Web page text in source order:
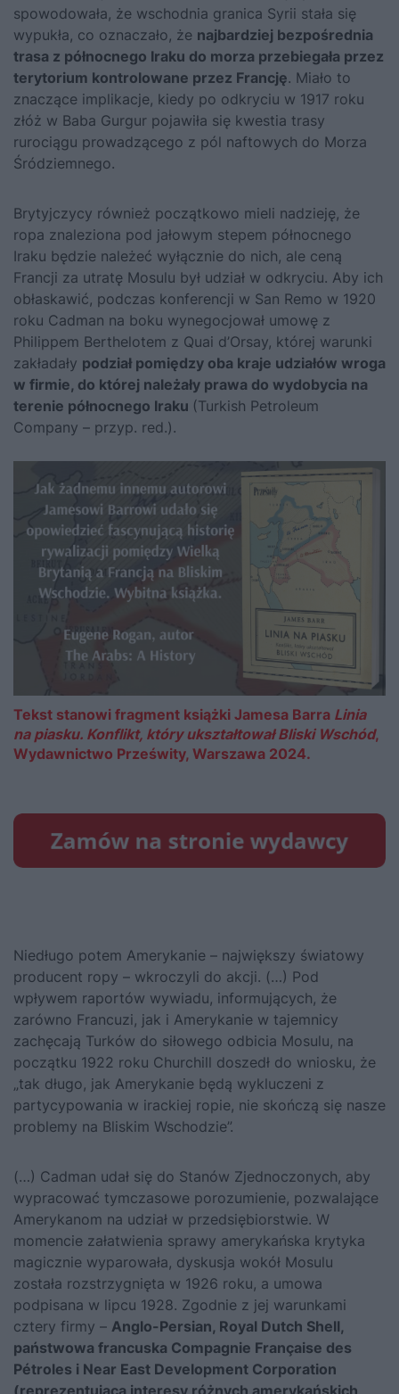
spowodowała, że wschodnia granica Syrii stała się
wypukła, co oznaczało, że najbardziej bezpośrednia
trasa z północnego Iraku do morza przebiegała przez
terytorium kontrolowane przez Francję. Miało to
znaczące implikacje, kiedy po odkryciu w 1917 roku
złóż w Baba Gurgur pojawiła się kwestia trasy
rurociągu prowadzącego z pól naftowych do Morza
Śródziemnego.
Brytyjczycy również początkowo mieli nadzieję, że
ropa znaleziona pod jałowym stepem północnego
Iraku będzie należeć wyłącznie do nich, ale ceną
Francji za utratę Mosulu był udział w odkryciu. Aby ich
obłaskawić, podczas konferencji w San Remo w 1920
roku Cadman na boku wynegocjował umowę z
Philippem Berthelotem z Quai d’Orsay, której warunki
zakładały podział pomiędzy oba kraje udziałów wroga
w firmie, do której należały prawa do wydobycia na
terenie północnego Iraku (Turkish Petroleum
Company – przyp. red.).
Tekst stanowi fragment książki Jamesa Barra Linia
na piasku. Konflikt, który ukształtował Bliski Wschód,
Wydawnictwo Prześwity, Warszawa 2024.
Niedługo potem Amerykanie – największy światowy
producent ropy – wkroczyli do akcji. (…) Pod
wpływem raportów wywiadu, informujących, że
zarówno Francuzi, jak i Amerykanie w tajemnicy
zachęcają Turków do siłowego odbicia Mosulu, na
początku 1922 roku Churchill doszedł do wniosku, że
„tak długo, jak Amerykanie będą wykluczeni z
partycypowania w irackiej ropie, nie skończą się nasze
problemy na Bliskim Wschodzie”.
(…) Cadman udał się do Stanów Zjednoczonych, aby
wypracować tymczasowe porozumienie, pozwalające
Amerykanom na udział w przedsiębiorstwie. W
momencie załatwienia sprawy amerykańska krytyka
magicznie wyparowała, dyskusja wokół Mosulu
została rozstrzygnięta w 1926 roku, a umowa
podpisana w lipcu 1928. Zgodnie z jej warunkami
cztery firmy – Anglo-Persian, Royal Dutch Shell,
państwowa francuska Compagnie Française des
Pétroles i Near East Development Corporation
(reprezentująca interesy różnych amerykańskich